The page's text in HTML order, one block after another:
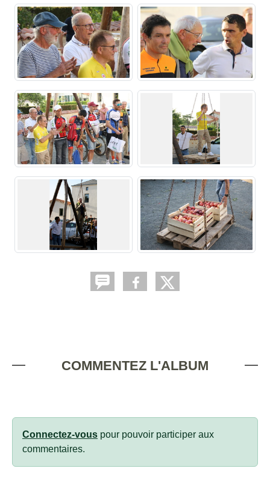
COMMENTEZ L'ALBUM
Connectez-vous pour pouvoir participer aux
commentaires.